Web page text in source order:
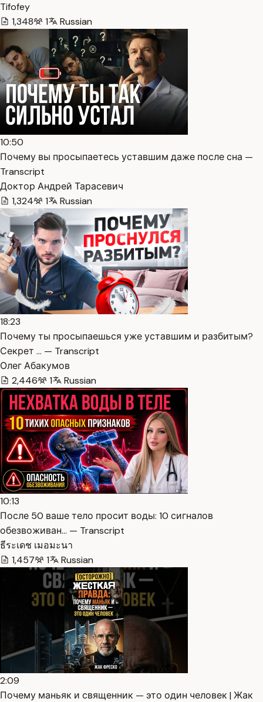
Tifofey
1,348
1 Russian
10:50
Почему вы просыпаетесь уставшим даже после сна —
Transcript
Доктор Андрей Тарасевич
1,324
1 Russian
18:23
Почему ты просыпаешься уже уставшим и разбитым?
Секрет … — Transcript
Олег Абакумов
2,446
1 Russian
10:13
После 50 ваше тело просит воды: 10 сигналов
обезвоживан… — Transcript
ธีระเดช เมอมะนา
1,457
1 Russian
2:09
Почему маньяк и священник — это один человек | Жак